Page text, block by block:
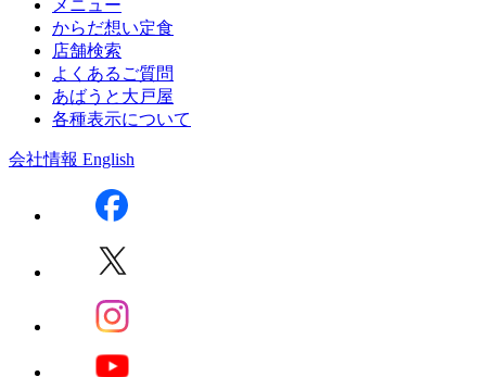
メニュー
からだ想い定食
店舗検索
よくあるご質問
あばうと大戸屋
各種表示について
会社情報 English